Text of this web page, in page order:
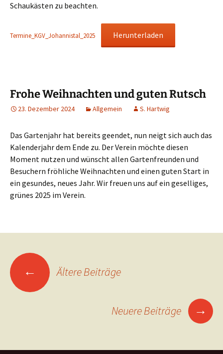
Schaukästen zu beachten.
Termine_KGV_Johannistal_2025 Herunterladen
Frohe Weihnachten und guten Rutsch
23. Dezember 2024 Allgemein S. Hartwig
Das Gartenjahr hat bereits geendet, nun neigt sich auch das
Kalenderjahr dem Ende zu. Der Verein möchte diesen
Moment nutzen und wünscht allen Gartenfreunden und
Besuchern fröhliche Weihnachten und einen guten Start in
ein gesundes, neues Jahr. Wir freuen uns auf ein geselliges,
grünes 2025 im Verein.
Beitragsnavigation
← Ältere Beiträge
Neuere Beiträge →